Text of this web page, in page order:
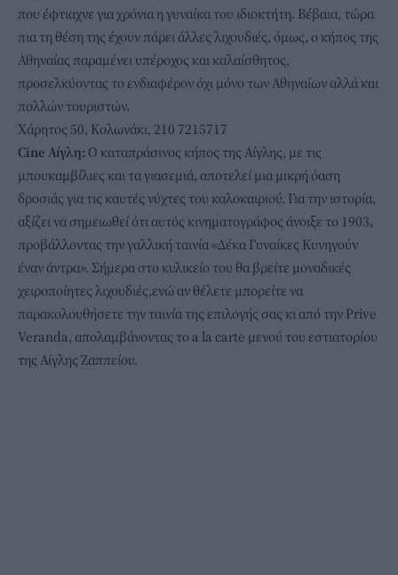
που έφτιαχνε για χρόνια η γυναίκα του ιδιοκτήτη. Βέβαια, τώρα
πια τη θέση της έχουν πάρει άλλες λιχουδιές, όμως, ο κήπος της
Αθηναίας παραμένει υπέροχος και καλαίσθητος,
προσελκύοντας το ενδιαφέρον όχι μόνο των Αθηναίων αλλά και
πολλών τουριστών.
Χάρητος 50, Κολωνάκι, 210 7215717
Cine Αίγλη: Ο καταπράσινος κήπος της Αίγλης, με τις
μπουκαμβίλιες και τα γιασεμιά, αποτελεί μια μικρή όαση
δροσιάς για τις καυτές νύχτες του καλοκαιριού. Για την ιστορία,
αξίζει να σημειωθεί ότι αυτός κινηματογράφος άνοιξε το 1903,
προβάλλοντας την γαλλική ταινία «Δέκα Γυναίκες Κυνηγούν
έναν άντρα». Σήμερα στο κυλικείο του θα βρείτε μοναδικές
χειροποίητες λιχουδιές,ενώ αν θέλετε μπορείτε να
παρακολουθήσετε την ταινία της επιλογής σας κι από την Prive
Veranda, απολαμβάνοντας το a la carte μενού του εστιατορίου
της Αίγλης Ζαππείου.